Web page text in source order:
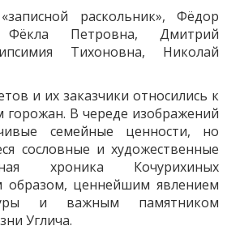
раскольник», Фёдор
Петровна, Дмитрий
Тихоновна, Николай
и их заказчики относились к
горожан. В череде изображений
семейные ценности, но
сословные и художественные
хроника Кочурихиных
образом, ценнейшим явлением
и важным памятником
Углича.